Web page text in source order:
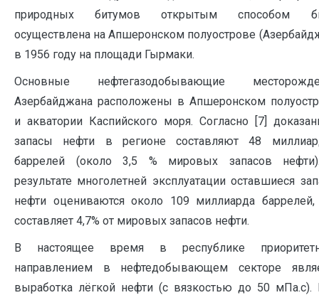
природных битумов открытым способом
осуществлена на Апшеронском полуострове
в 1956 году на площади Гырмаки.
Основные нефтегазодобывающие
Азербайджана расположены в Апшеронском
и акватории Каспийского моря. Согласно [7]
запасы нефти в регионе составляют 48
баррелей (около 3,5 % мировых запасов
результате многолетней эксплуатации оставшиеся
нефти оцениваются около 109 миллиарда баррелей,
составляет 4,7% от мировых запасов нефти.
В настоящее время в республике
направлением в нефтедобывающем секторе
выработка лёгкой нефти (с вязкостью до 50 мПа.с).